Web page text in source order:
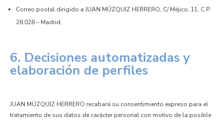
Correo postal dirigido a JUAN MÚZQUIZ HERRERO, C/ Méjico, 11, C.P.
28.028 – Madrid.
6. Decisiones automatizadas y
elaboración de perfiles
JUAN MÚZQUIZ HERRERO recabará su consentimiento expreso para el
tratamiento de sus datos de carácter personal con motivo de la posible